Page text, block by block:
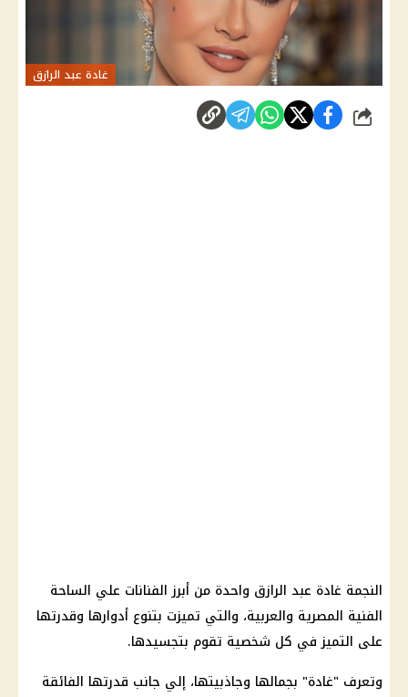
غادة عبد الرازق
شارك
النجمة غادة عبد الرازق واحدة من أبرز الفنانات علي الساحة
الفنية المصرية والعربية، والتي تميزت بتنوع أدوارها وقدرتها
على التميز في كل شخصية تقوم بتجسيدها.
وتعرف "غادة" بجمالها وجاذبيتها، إلي جانب قدرتها الفائقة